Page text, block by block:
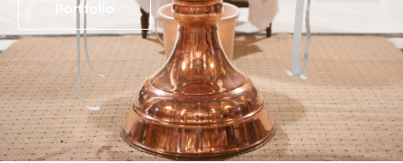
Portfolio